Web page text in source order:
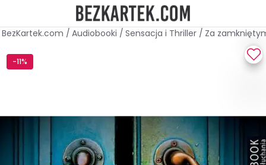
BezKartek.com / Audiobooki / Sensacja i Thriller / Za
-11%